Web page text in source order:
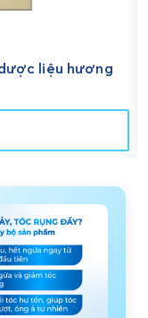
liệu hương